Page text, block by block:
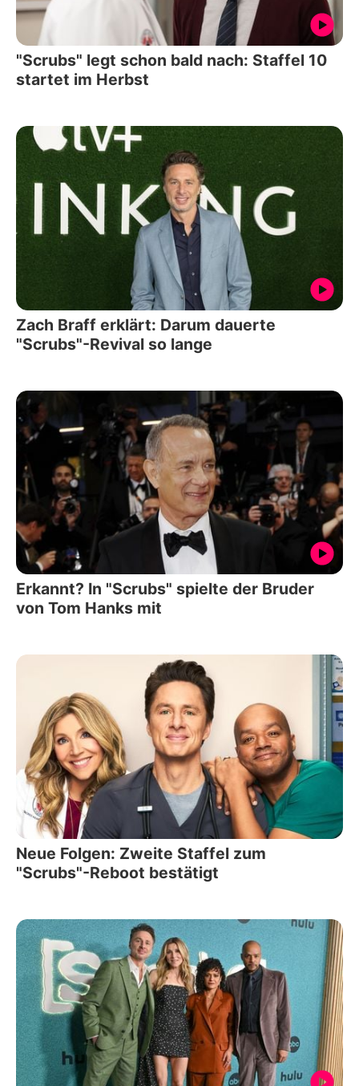
"Scrubs" legt schon bald nach: Staffel 10
startet im Herbst
Zach Braff erklärt: Darum dauerte
"Scrubs"-Revival so lange
Erkannt? In "Scrubs" spielte der Bruder
von Tom Hanks mit
Neue Folgen: Zweite Staffel zum
"Scrubs"-Reboot bestätigt